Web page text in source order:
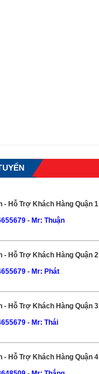
- Hỗ Trợ Khách Hàng Quận 1
- Mr: Thuận
- Hỗ Trợ Khách Hàng Quận 2
- Mr: Phát
- Hỗ Trợ Khách Hàng Quận 3
- Mr: Thái
- Hỗ Trợ Khách Hàng Quận 4